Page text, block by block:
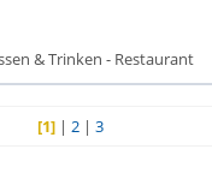
& Trinken - Restaurant
[1] |2 |3